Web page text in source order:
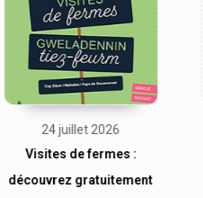
24 juillet 2026
Visites de fermes :
découvrez gratuitement